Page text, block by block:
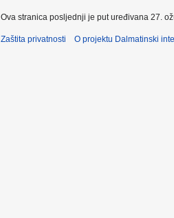
Ova stranica posljednji je put uređivana 27.
Zaštita privatnosti O projektu Dalmatinski